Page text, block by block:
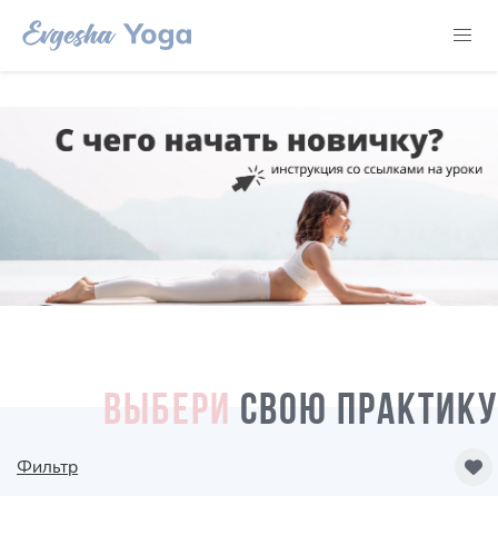
ВЫБЕРИ СВОЮ ПРАКТИКУ
Фильтр